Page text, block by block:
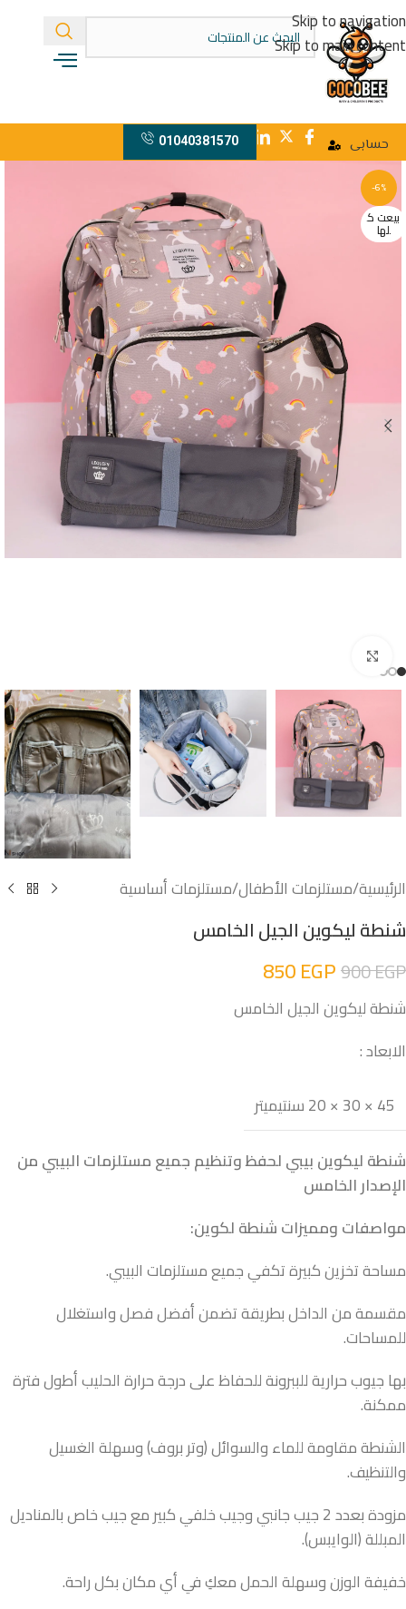
Skip to navigation
Skip to main content
حسابى 01040381570
-6%
بيعت ك
لها
الرئيسية/مستلزمات الأطفال/مستلزمات أساسية
شنطة ليكوين الجيل الخامس
900EGP
850EGP
شنطة ليكوين الجيل الخامس
الابعاد :
45 × 30 × 20 سنتيميتر
شنطة ليكوين بيبيلحفظ وتنظيم جميع مستلزمات البيبي من
الإصدار الخامس
مواصفات ومميزات شنطة لكوين:
مساحة تخزين كبيرة تكفي جميع مستلزمات البيبي.
مقسمة من الداخل بطريقة تضمن أفضل فصل واستغلال
للمساحات.
بها جيوب حرارية للببرونة للحفاظ على درجة حرارة الحليب أطول فترة
ممكنة.
الشنطة مقاومة للماء والسوائل (وتر بروف) وسهلة الغسيل
والتنظيف.
مزودة بعدد 2 جيب جانبي وجيب خلفي كبير مع جيب خاص بالمناديل
المبللة (الوايبس).
خفيفة الوزن وسهلة الحمل معكِ في أي مكان بكل راحة.